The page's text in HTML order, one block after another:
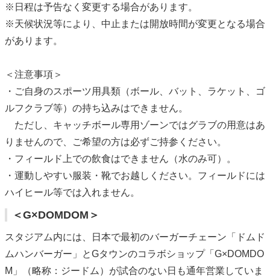
※日程は予告なく変更する場合があります。
※天候状況等により、中止または開放時間が変更となる場合
があります。
＜注意事項＞
・ご自身のスポーツ用具類（ボール、バット、ラケット、ゴ
ルフクラブ等）の持ち込みはできません。
ただし、キャッチボール専用ゾーンではグラブの用意はあ
りませんので、ご希望の方は必ずご持参ください。
・フィールド上での飲食はできません（水のみ可）。
・運動しやすい服装・靴でお越しください。フィールドには
ハイヒール等では入れません。
＜G×DOMDOM＞
スタジアム内には、⽇本で最初のバーガーチェーン「ドムド
ムハンバーガー」とGタウンのコラボショップ「G×DOMDO
M」（略称：ジードム）が試合のない日も通年営業していま